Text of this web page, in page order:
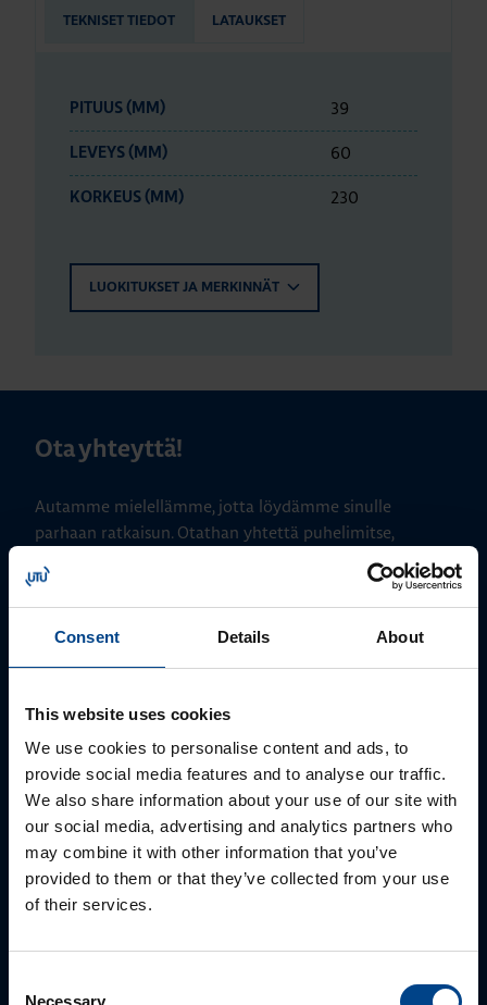
Consent Details About
This website uses cookies
We use cookies to personalise content and ads, to
provide social media features and to analyse our traffic.
We also share information about your use of our site with
our social media, advertising and analytics partners who
may combine it with other information that you’ve
provided to them or that they’ve collected from your use
of their services.
Necessary
TEKNISET TIEDOT LATAUKSET
PITUUS (MM) 39
LEVEYS (MM) 60
KORKEUS (MM) 230
LUOKITUKSET JA MERKINNÄT
Ota yhteyttä!
Autamme mielellämme, jotta löydämme sinulle
parhaan ratkaisun. Otathan yhtettä puhelimitse,
0207 463 500
myynti@utuautomation.fi